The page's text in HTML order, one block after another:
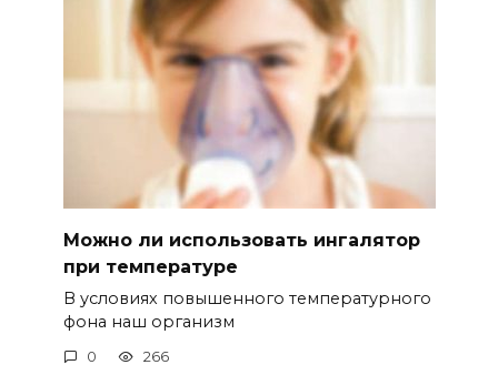
Можно ли использовать ингалятор
при температуре
В условиях повышенного температурного
фона наш организм
0 266